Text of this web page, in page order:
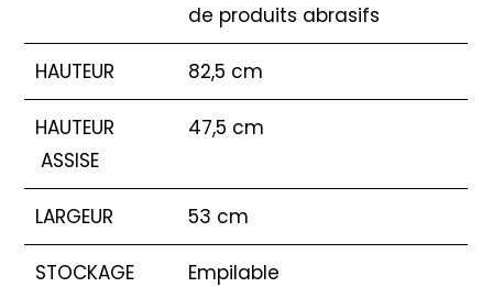
de produits abrasifs
HAUTEUR 82,5 cm
HAUTEUR
ASSISE
47,5 cm
LARGEUR 53 cm
STOCKAGE Empilable